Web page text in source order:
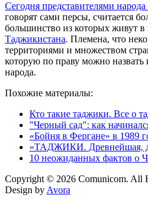
Сегодня представителями
говорят сами персы, считается
большинство из которых живут в
Таджикистана. Племена, что
территориями и множеством
которую по праву можно назвать
народа.
Похожие материалы:
Кто такие таджики. Все о
"Черный сад": как
«Бойня в Фергане» в 1989
«ТАДЖИКИ. Древнейшая,
10 неожиданных фактов о
Copyright © 2026 Comunicom. All
Design by Avora